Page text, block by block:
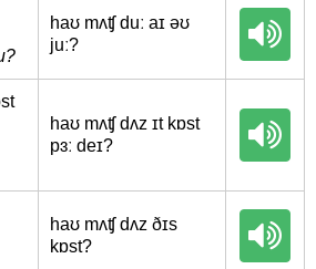
haʊ mʌʧ duː aɪ əʊ
juː?
haʊ mʌʧ dʌz ɪt kɒst
pɜː deɪ?
haʊ mʌʧ dʌz ðɪs
kɒst?